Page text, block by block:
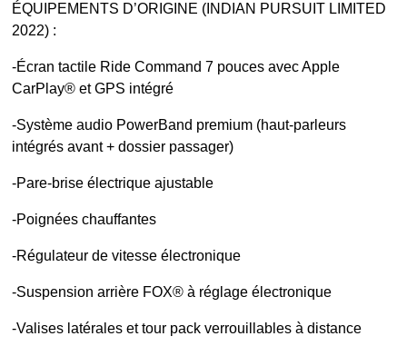
ÉQUIPEMENTS D’ORIGINE (INDIAN PURSUIT LIMITED
2022) :
-Écran tactile Ride Command 7 pouces avec Apple
CarPlay® et GPS intégré
-Système audio PowerBand premium (haut-parleurs
intégrés avant + dossier passager)
-Pare-brise électrique ajustable
-Poignées chauffantes
-Régulateur de vitesse électronique
-Suspension arrière FOX® à réglage électronique
-Valises latérales et tour pack verrouillables à distance